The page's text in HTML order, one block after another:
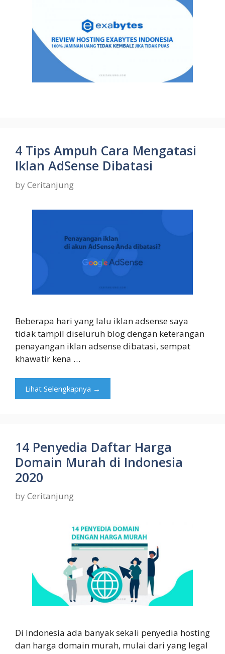
4 Tips Ampuh Cara Mengatasi
Iklan AdSense Dibatasi
by Ceritanjung
Beberapa hari yang lalu iklan adsense saya
tidak tampil diseluruh blog dengan keterangan
penayangan iklan adsense dibatasi, sempat
khawatir kena …
Lihat Selengkapnya →
14 Penyedia Daftar Harga
Domain Murah di Indonesia
2020
by Ceritanjung
Di Indonesia ada banyak sekali penyedia hosting
dan harga domain murah, mulai dari yang legal